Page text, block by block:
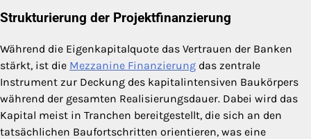
Strukturierung der Projektfinanzierung
Während die Eigenkapitalquote das Vertrauen der Banken
stärkt, ist die Mezzanine Finanzierung das zentrale
Instrument zur Deckung des kapitalintensiven Baukörpers
während der gesamten Realisierungsdauer. Dabei wird das
Kapital meist in Tranchen bereitgestellt, die sich an den
tatsächlichen Baufortschritten orientieren, was eine